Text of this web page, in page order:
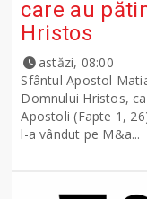
care au
Hristos
astăzi, 08:00
Sfântul Apostol
Domnului Hristos,
Apostoli (Fapte 1,
l-a vândut pe M&a...